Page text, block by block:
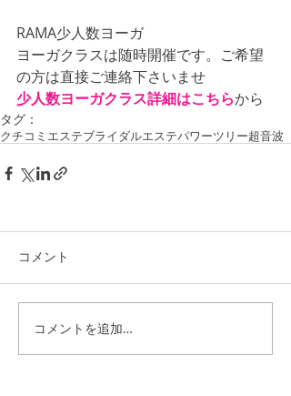
RAMA少人数ヨーガ
ヨーガクラスは随時開催です。ご希望
の方は直接ご連絡下さいませ
少人数ヨーガクラス詳細はこちらから
タグ：
クチコミ エステブライダルエステパワーツリー超音波
コメント
コメントを追加…